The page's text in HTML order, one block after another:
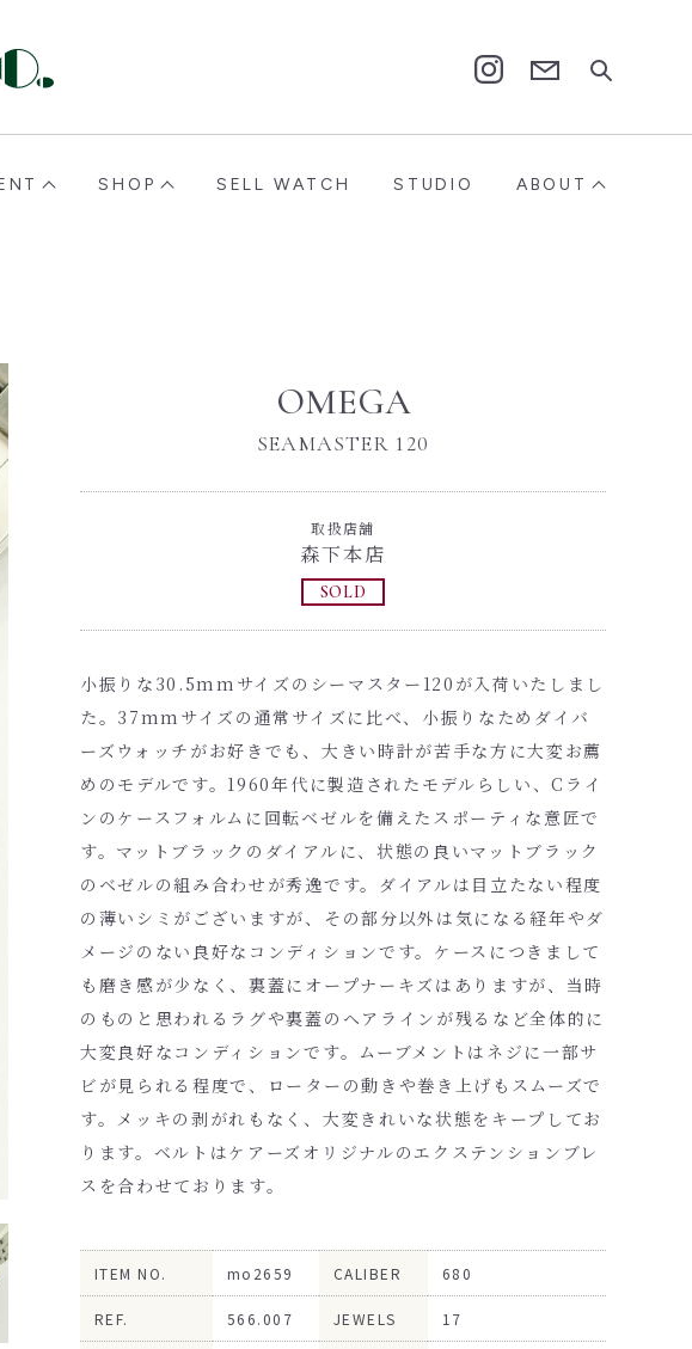
SHOP SELL WATCH STUDIO ABOUT
OMEGA
SEAMASTER 120
取扱店舗
森下本店
SOLD
小振りな30.5mmサイズのシーマスター120が入荷いたしまし
た。37mmサイズの通常サイズに比べ、小振りなためダイバ
ーズウォッチがお好きでも、大きい時計が苦手な方に大変お薦
めのモデルです。1960年代に製造されたモデルらしい、Cライ
ンのケースフォルムに回転ベゼルを備えたスポーティな意匠で
す。マットブラックのダイアルに、状態の良いマットブラック
のベゼルの組み合わせが秀逸です。ダイアルは目立たない程度
の薄いシミがございますが、その部分以外は気になる経年やダ
メージのない良好なコンディションです。ケースにつきまして
も磨き感が少なく、裏蓋にオープナーキズはありますが、当時
のものと思われるラグや裏蓋のヘアラインが残るなど全体的に
大変良好なコンディションです。ムーブメントはネジに一部サ
ビが見られる程度で、ローターの動きや巻き上げもスムーズで
す。メッキの剥がれもなく、大変きれいな状態をキープしてお
ります。ベルトはケアーズオリジナルのエクステンションブレ
ス を合わせております。
ITEM NO. mo2659 CALIBER 680
REF. 566.007 JEWELS 17